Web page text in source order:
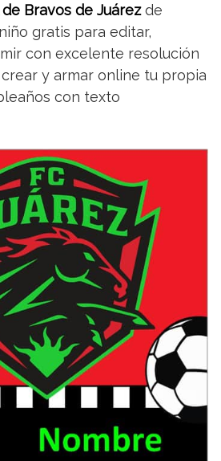
Bravos de Juárezde
gratis para editar,
con excelente resolución
y armar online tu propia
con texto